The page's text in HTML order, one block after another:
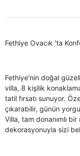
Fethiye Ovacık 'ta
Fethiye'nin doğal
villa, 8 kişilik
tatil fırsatı sunuyor.
çıkarabilir, günün
Villa, tam donanımlı
dekorasyonuyla sizi